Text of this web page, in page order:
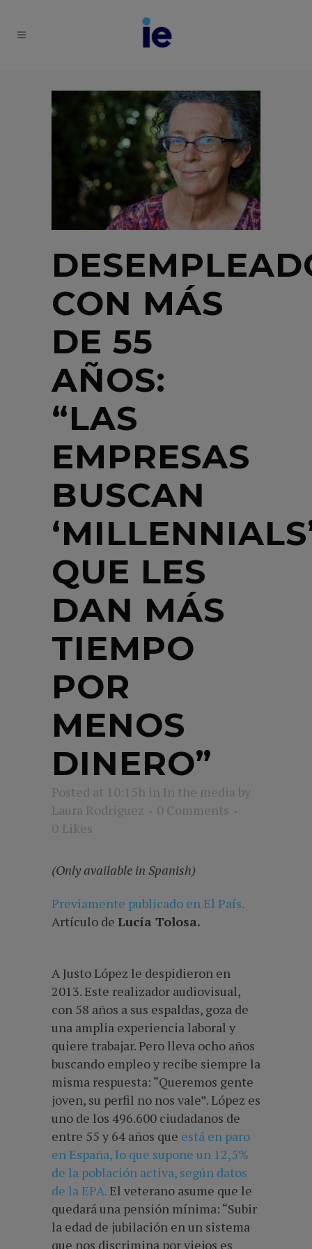
CON MÁS
DE 55
AÑOS:
“LAS
EMPRESAS
BUSCAN
QUE LES
DAN MÁS
TIEMPO
POR
MENOS
DINERO”
Posted at 10:15h in In the media by
Laura Rodriguez
0 Comments
0 Likes
(Only available in Spanish)
Previamente publicado en El País.
Artículo de Lucía Tolosa.
A Justo López le despidieron en
2013. Este realizador audiovisual,
con 58 años a sus espaldas, goza de
una amplia experiencia laboral y
quiere trabajar. Pero lleva ocho años
buscando empleo y recibe siempre la
misma respuesta: “Queremos gente
joven, su perfil no nos vale”. López es
uno de los 496.600 ciudadanos de
entre 55 y 64 años que está en paro
en España, lo que supone un 12,5%
de la población activa, según datos
de la EPA.El veterano asume que le
quedará una pensión mínima: “Subir
la edad de jubilación en un sistema
que nos discrimina por viejos es